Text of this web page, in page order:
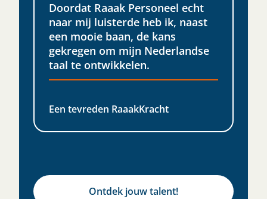
Doordat Raaak Personeel echt
naar mij luisterde heb ik, naast
een mooie baan, de kans
gekregen om mijn Nederlandse
taal te ontwikkelen.​
Een tevreden RaaakKracht
Ontdek jouw talent!